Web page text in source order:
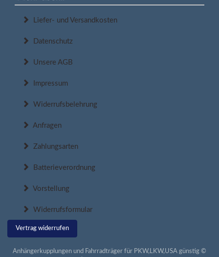
Liefer- und Versandkosten
Datenschutz
Unsere AGB
Impressum
Widerrufsbelehrung
Anfragen
Zahlungsarten
Batterieverordnung
Vorstellung
Widerrufsformular
Vertrag widerrufen
Anhängerkupplungen und Fahrradträger für PKW,LKW,USA günstig ©